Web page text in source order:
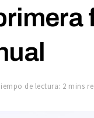
de lectura: 2 mins